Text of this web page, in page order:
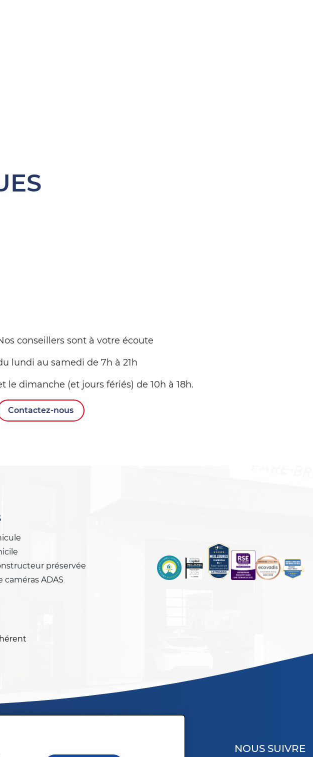
conseillers sont à votre écoute
lundi au samedi de 7h à 21h
le dimanche (et jours fériés) de 10h à 18h.
Contactez-nous
préservée
caméras ADAS
NOUS SUIVRE